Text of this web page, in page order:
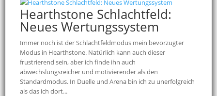
Hearthstone Schlachtfeld:
Neues Wertungssystem
Immer noch ist der Schlachtfeldmodus mein bevorzugter
Modus in Hearthstone. Natürlich kann auch dieser
frustrierend sein, aber ich finde ihn auch
abwechslungsreicher und motivierender als den
Standardmodus. In Duelle und Arena bin ich zu unerfolgreich
als das ich dort...